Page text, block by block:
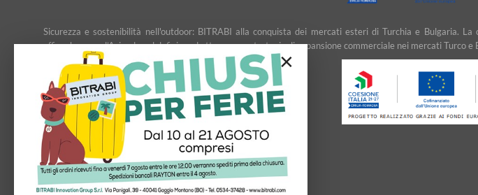
×
Sicurezza e sostenibilità nell'outdoor: BITRABI alla conquista dei mercati esteri di Turchia e Bulgaria.
affiancheranno l’Azienda nel definire ed attuare una strategia di espansione commerciale nei mercati Turco